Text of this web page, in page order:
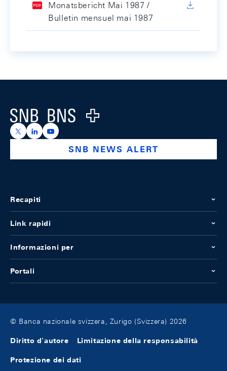
Monatsbericht Mai 1987 /
Bulletin mensuel mai 1987
Logo
https://x.com/snb_bns
https://ch.linkedin.com/company/swiss-national-
https://www.youtube.com/@swissnationalbank
SNB NEWS ALERT
Recapiti
Link rapidi
Informazioni per
Portali
© Banca nazionale svizzera, Zurigo (Svizzera) 2026
Diritto d'autore Limitazione della responsabilità
Protezione dei dati